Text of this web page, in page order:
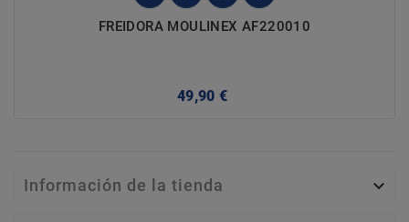
FREIDORA MOULINEX AF220010
49,90 €
Información de la tienda 